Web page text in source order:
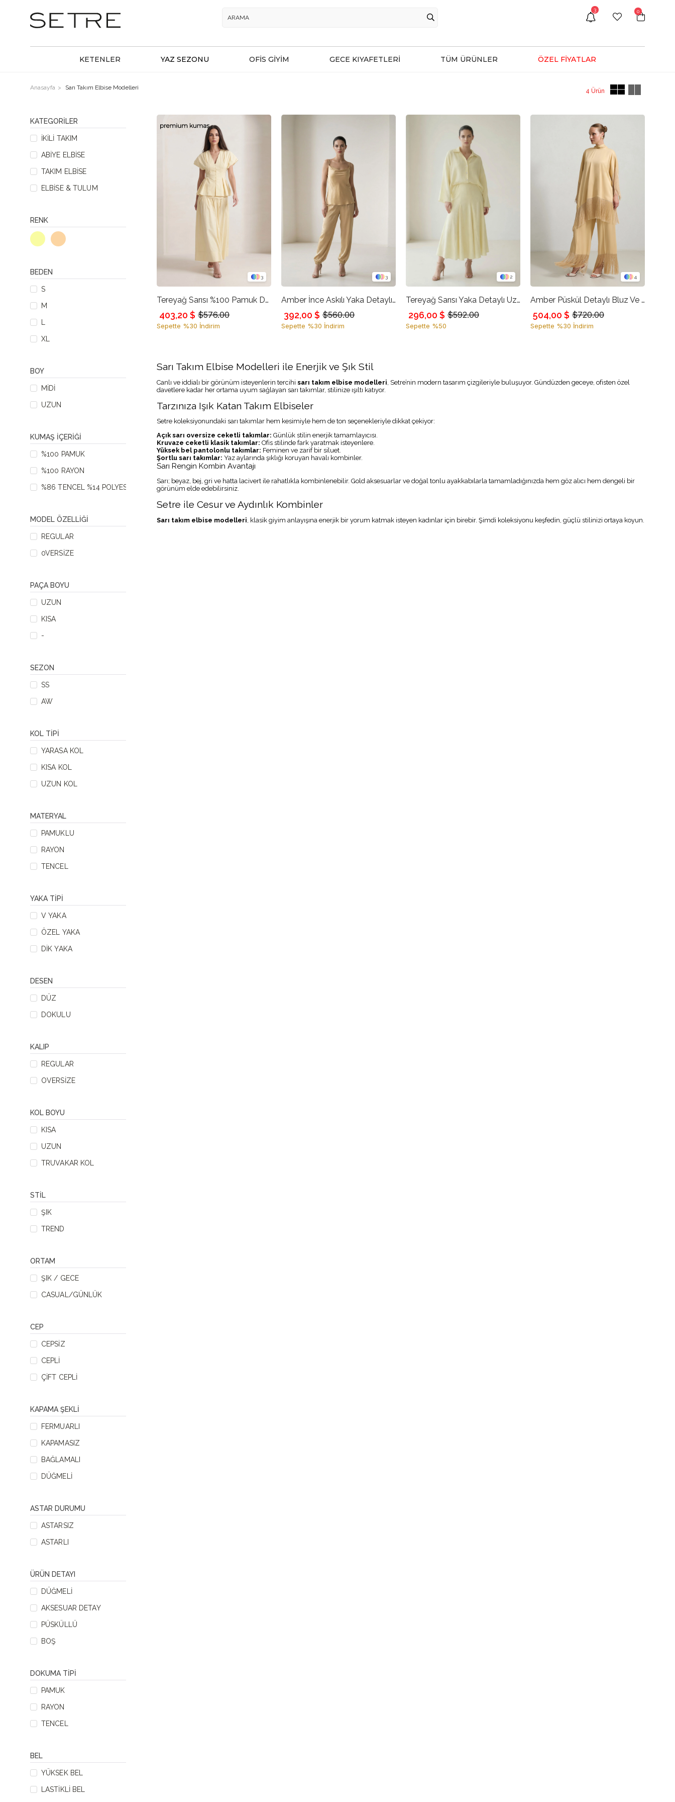
0
3
KETENLER YAZ SEZONU OFİS GİYİM GECE KIYAFETLERİ TÜM ÜRÜNLER ÖZEL FİYATLAR
Anasayfa Sarı Takım Elbise Modelleri 4 Ürün
KATEGORILER
İKILI TAKIM
ABIYE ELBISE
TAKIM ELBISE
ELBISE & TULUM
RENK
BEDEN
S
M
XL
BOY
MIDI
UZUN
KUMAŞ İÇERIĞI
%100 PAMUK
%100 RAYON
%86 TENCEL %14 POLYESTER
MODEL ÖZELLIĞI
REGULAR
0VERSIZE
PAÇA BOYU
UZUN
KISA
-
SEZON
SS
AW
KOL TIPI
YARASA KOL
KISA KOL
UZUN KOL
MATERYAL
PAMUKLU
RAYON
TENCEL
YAKA TIPI
V YAKA
ÖZEL YAKA
DIK YAKA
DESEN
DÜZ
DOKULU
KALIP
REGULAR
OVERSIZE
KOL BOYU
KISA
UZUN
TRUVAKAR KOL
STIL
ŞIK
TREND
ORTAM
ŞIK / GECE
CASUAL/GÜNLÜK
CEP
CEPSIZ
CEPLI
ÇIFT CEPLI
KAPAMA ŞEKLI
FERMUARLI
KAPAMASIZ
BAĞLAMALI
DÜĞMELI
ASTAR DURUMU
ASTARSIZ
ASTARLI
ÜRÜN DETAYI
DÜĞMELI
AKSESUAR DETAY
PÜSKÜLLÜ
BOŞ
DOKUMA TIPI
PAMUK
RAYON
TENCEL
BEL
YÜKSEK BEL
LASTIKLI BEL
3
Tereyağ Sarısı %100 Pamuk Düğme Detaylı Bluz Ve Etekli Takım
$576.00
403,20 $
Sepette %30 İndirim
3
Amber İnce Askılı Yaka Detaylı Bluz Bilekten Detaylı Rahat Kesim İkili Takım
$560.00
392,00 $
Sepette %30 İndirim
2
Tereyağ Sarısı Yaka Detaylı Uzun Kollu Gömlek Rahat Kesim Pileli Etek Takım
$592.00
296,00 $
Sepette %50
4
Amber Püskül Detaylı Bluz Ve Pantolonlu Takım
$720.00
504,00 $
Sepette %30 İndirim
Sarı Takım Elbise Modelleri ile Enerjik ve Şık Stil
Canlı ve iddialı bir görünüm isteyenlerin tercihi sarı takım elbise modelleri , Setre’nin modern tasarım çizgileriyle buluşuyor. Gündüzden geceye, ofisten özel
davetlere kadar her ortama uyum sağlayan sarı takımlar, stilinize ışıltı katıyor.
Tarzınıza Işık Katan Takım Elbiseler
Setre koleksiyonundaki sarı takımlar hem kesimiyle hem de ton seçenekleriyle dikkat çekiyor:
Açık sarı oversize ceketli takımlar: Günlük stilin enerjik tamamlayıcısı.
Kruvaze ceketli klasik takımlar: Ofis stilinde fark yaratmak isteyenlere.
Yüksek bel pantolonlu takımlar: Feminen ve zarif bir siluet.
Şortlu sarı takımlar: Yaz aylarında şıklığı koruyan havalı kombinler.
Sarı Rengin Kombin Avantajı
Sarı; beyaz, bej, gri ve hatta lacivert ile rahatlıkla kombinlenebilir. Gold aksesuarlar ve doğal tonlu ayakkabılarla tamamladığınızda hem göz alıcı hem dengeli bir
görünüm elde edebilirsiniz.
Setre ile Cesur ve Aydınlık Kombinler
Sarı takım elbise modelleri , klasik giyim anlayışına enerjik bir yorum katmak isteyen kadınlar için birebir. Şimdi koleksiyonu keşfedin, güçlü stilinizi ortaya koyun.